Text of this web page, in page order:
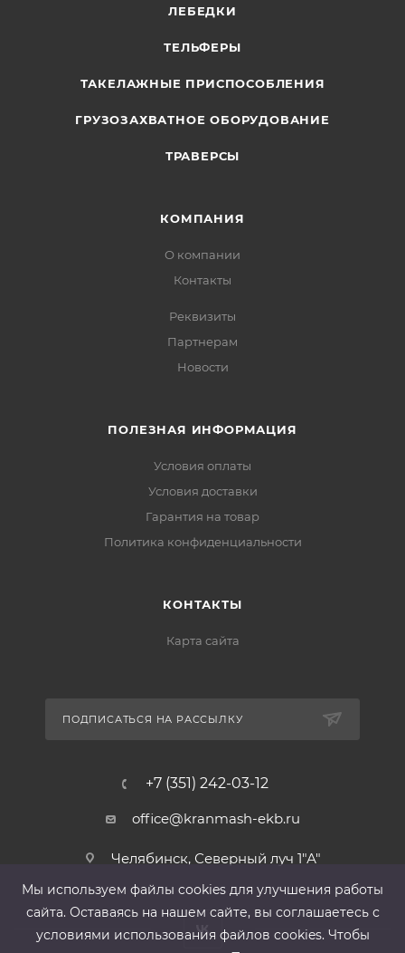
ЛЕБЕДКИ
ТЕЛЬФЕРЫ
ТАКЕЛАЖНЫЕ ПРИСПОСОБЛЕНИЯ
ГРУЗОЗАХВАТНОЕ ОБОРУДОВАНИЕ
ТРАВЕРСЫ
КОМПАНИЯ
О компании
Контакты
Реквизиты
Партнерам
Новости
ПОЛЕЗНАЯ ИНФОРМАЦИЯ
Условия оплаты
Условия доставки
Гарантия на товар
Политика конфиденциальности
КОНТАКТЫ
Карта сайта
ПОДПИСАТЬСЯ НА РАССЫЛКУ
+7 (351) 242-03-12
office@kranmash-ekb.ru
Челябинск, Северный луч 1"А"
Мы используем файлы cооkies для улучшения работы
сайта. Оставаясь на нашем сайте, вы соглашаетесь с
условиями использования файлов cооkies. Чтобы